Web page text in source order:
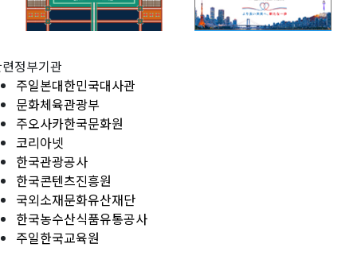
정부기관
주일본대한민국대사관
문화체육관광부
주오사카한국문화원
코리아넷
한국관광공사
한국콘텐츠진흥원
국외소재문화유산재단
한국농수산식품유통공사
주일한국교육원